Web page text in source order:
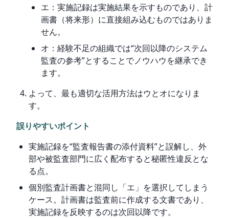
エ：実施記録は実施結果を示すものであり、計
画書（将来形）に直接組み込むものではありま
せん。
オ：経験不足の組織では“次回以降のシステム
監査の参考”とすることでノウハウを継承でき
ます。
よって、最も適切な活用方法はウとオになりま
す。
誤りやすいポイント
実施記録を“監査報告書の添付資料”と誤解し、外
部や被監査部門に広く配布すると秘匿性違反とな
る点。
個別監査計画書と混同し「エ」を選択してしまう
ケース。計画書は監査前に作成する文書であり、
実施記録を反映するのは次回以降です。